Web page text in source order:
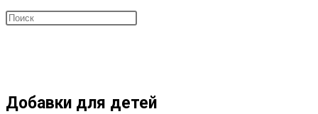
ПОИСК
Добавки для детей